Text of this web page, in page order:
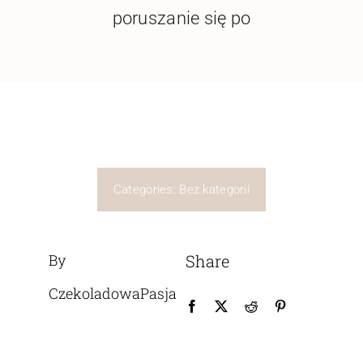
poruszanie się po
Categories: Bez kategorii
By
CzekoladowaPasja
Share